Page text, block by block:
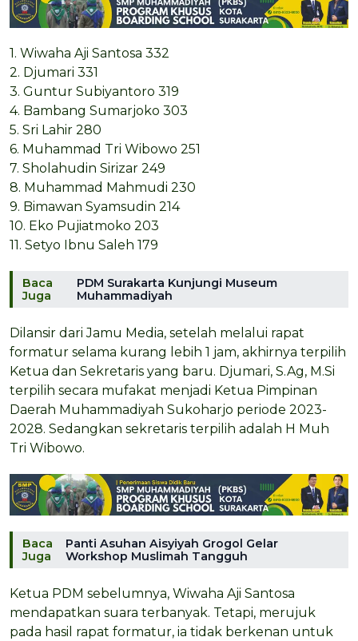
1. Wiwaha Aji Santosa 332
2. Djumari 331
3. Guntur Subiyantoro 319
4. Bambang Sumarjoko 303
5. Sri Lahir 280
6. Muhammad Tri Wibowo 251
7. Sholahudin Sirizar 249
8. Muhammad Mahmudi 230
9. Bimawan Syamsudin 214
10. Eko Pujiatmoko 203
11. Setyo Ibnu Saleh 179
Baca
Juga
PDM Surakarta Kunjungi Museum
Muhammadiyah
Dilansir dariJamu Media, setelah melalui rapat
formatur selama kurang lebih 1 jam, akhirnya terpilih
Ketua dan Sekretaris yang baru. Djumari, S.Ag, M.Si
terpilih secara mufakat menjadi Ketua Pimpinan
Daerah Muhammadiyah Sukoharjo periode 2023-
2028. Sedangkan sekretaris terpilih adalah H Muh
Tri Wibowo.
Baca
Juga
Panti Asuhan Aisyiyah Grogol Gelar
Workshop Muslimah Tangguh
Ketua PDM sebelumnya, Wiwaha Aji Santosa
mendapatkan suara terbanyak. Tetapi, merujuk
pada hasil rapat formatur, ia tidak berkenan untuk